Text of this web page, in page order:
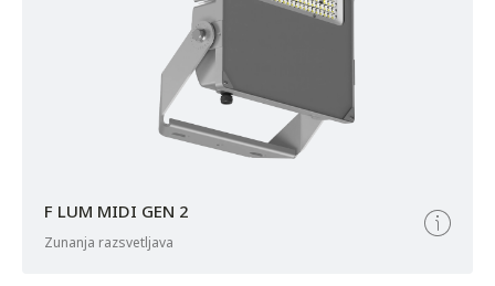
F LUM MIDI GEN 2
zunanja razsvetljava